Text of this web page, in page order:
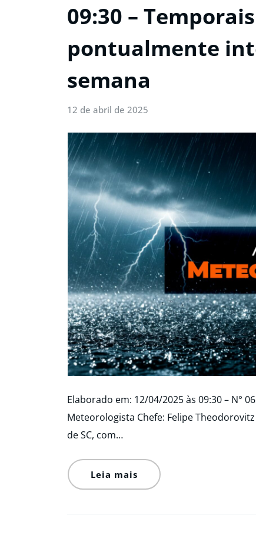
09:30 –
pontualmente
semana
12 de abril de 2025
Elaborado em: 12/04/2025 às 09:30 – N°
Meteorologista Chefe: Felipe
de SC, com…
Leia mais